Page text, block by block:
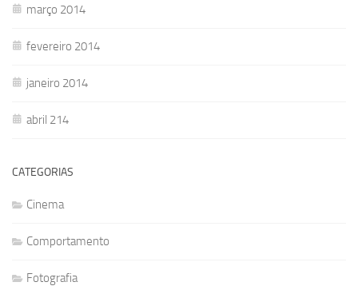
março 2014
fevereiro 2014
janeiro 2014
abril 214
CATEGORIAS
Cinema
Comportamento
Fotografia